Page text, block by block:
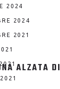
ALZATA DI
2024
2024
2021